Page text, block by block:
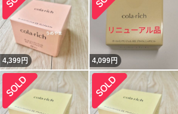
4,399円 4,099円